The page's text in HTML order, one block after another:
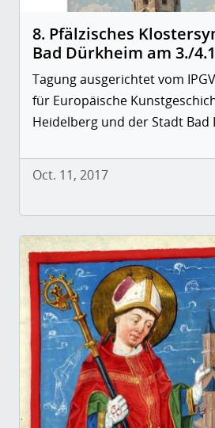
8. Pfälzisches
Bad Dürkheim am 3./
Tagung ausgerichtet vom
für Europäische
Heidelberg und der Stadt Bad
Oct. 11, 2017